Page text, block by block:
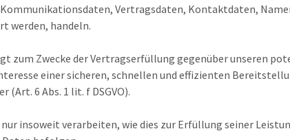
Vertragsdaten, Kontaktdaten,
werden, handeln.
zum Zwecke der Vertragserfüllung gegenüber unseren
einer sicheren, schnellen und effizienten
6 Abs. 1 lit. f DSGVO).
insoweit verarbeiten, wie dies zur Erfüllung seiner